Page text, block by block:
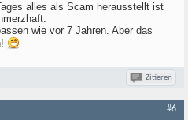
alles als Scam herausstellt ist
wie vor 7 Jahren. Aber das
Zitieren
#6